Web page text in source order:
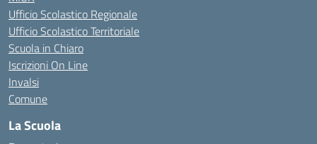
Ufficio Scolastico Regionale
Ufficio Scolastico Territoriale
Scuola in Chiaro
Iscrizioni On Line
Invalsi
Comune
La Scuola